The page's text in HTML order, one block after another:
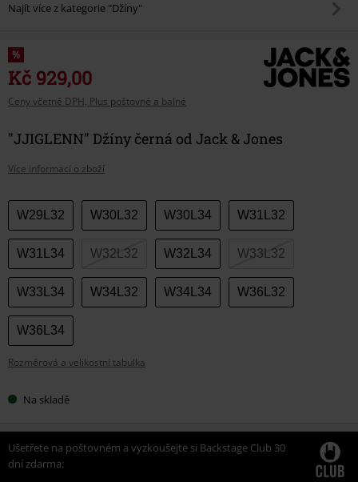
Najít více z kategorie "Džíny"
%
Kč 929,00
Ceny včetně DPH, Plus poštovné a balné
"JJIGLENN" Džíny černá od Jack & Jones
Více informací o zboží
Vyberte
si
velikost
W29L32 W30L32 W30L34 W31L32
W31L34 W32L32 W32L34 W33L32
W33L34 W34L32 W34L34 W36L32
W36L34
Rozměrová a velikostní tabulka
Na skladě
Ušetřete na poštovném a vyzkoušejte si Backstage Club 30
dní zdarma: